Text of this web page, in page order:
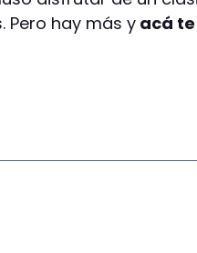
Pero hay más y acá